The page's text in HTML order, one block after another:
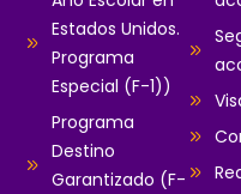
Estados Unidos.
Programa
Especial (F-1))
Programa
Destino
Garantizado (F-